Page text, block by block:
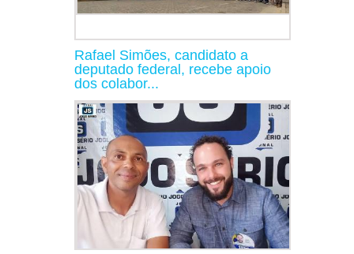
Rafael Simões, candidato a
deputado federal, recebe apoio
dos colabor...